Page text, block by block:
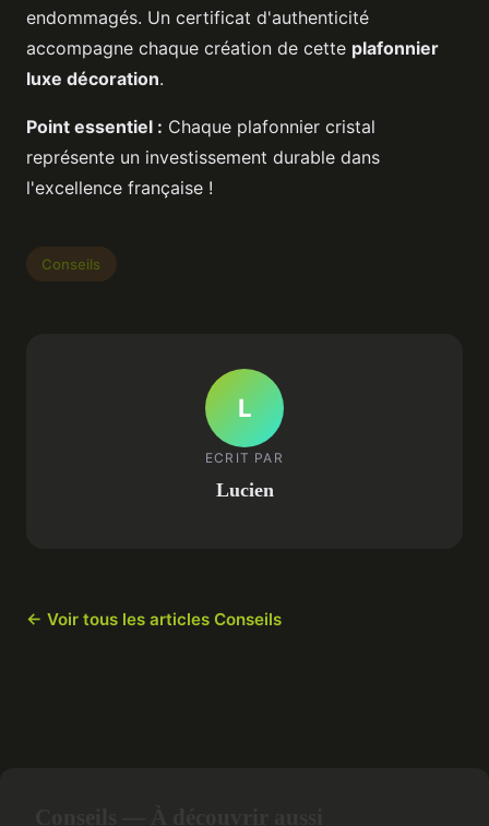
endommagés. Un certificat d'authenticité
accompagne chaque création de cette plafonnier
luxe décoration.
Point essentiel : Chaque plafonnier cristal
représente un investissement durable dans
l'excellence française !
Conseils
L
ECRIT PAR
Lucien
← Voir tous les articles Conseils